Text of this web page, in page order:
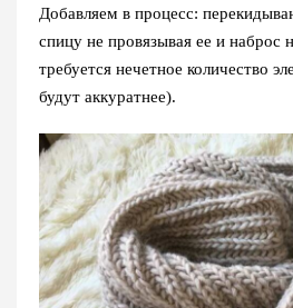
Добавляем в процесс:
спицу не провязывая ее и наброс
требуется нечетное количество
будут аккуратнее).